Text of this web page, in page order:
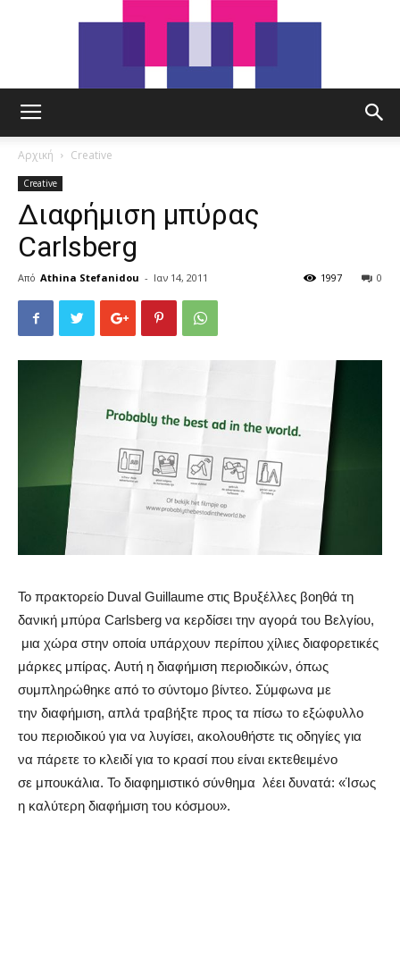
Αρχική Creative
Creative
Διαφήμιση μπύρας
Carlsberg
Από Athina Stefanidou - Ιαν 14, 2011 0
1997
Το πρακτορείο Duval Guillaume στις Βρυξέλλες βοηθά τη
δανική μπύρα Carlsberg να κερδίσει την αγορά του Βελγίου,
μια χώρα στην οποία υπάρχουν περίπου χίλιες διαφορετικές
μάρκες μπίρας. Αυτή η διαφήμιση περιοδικών, όπως
συμπληρώθηκε από το σύντομο βίντεο. Σύμφωνα με
την διαφήμιση, απλά τραβήξτε προς τα πίσω το εξώφυλλο
του περιοδικού για να λυγίσει, ακολουθήστε τις οδηγίες για
να πάρετε το κλειδί για το κρασί που είναι εκτεθειμένο
σε μπουκάλια. Το διαφημιστικό σύνθημα λέει δυνατά: «Ίσως
η καλύτερη διαφήμιση του κόσμου».